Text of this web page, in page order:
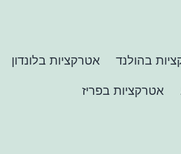
בהולנד אטרקציות בלונדון
אטרקציות בפריז